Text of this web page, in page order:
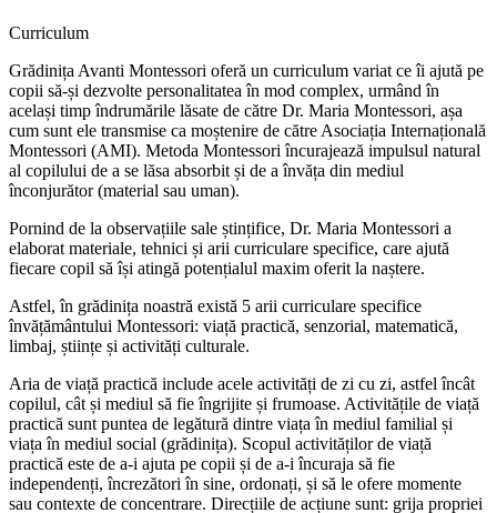
Curriculum
Grădinița Avanti Montessori oferă un curriculum variat ce îi ajută pe
copii să-și dezvolte personalitatea în mod complex, urmând în
același timp îndrumările lăsate de către Dr. Maria Montessori, așa
cum sunt ele transmise ca moștenire de către Asociația Internațională
Montessori (AMI). Metoda Montessori încurajează impulsul natural
al copilului de a se lăsa absorbit și de a învăța din mediul
înconjurător (material sau uman).
Pornind de la observațiile sale ștințifice, Dr. Maria Montessori a
elaborat materiale, tehnici și arii curriculare specifice, care ajută
fiecare copil să își atingă potențialul maxim oferit la naștere.
Astfel, în grădinița noastră există 5 arii curriculare specifice
învățământului Montessori: viață practică, senzorial, matematică,
limbaj, științe și activități culturale.
Aria de viață practică include acele activități de zi cu zi, astfel încât
copilul, cât și mediul să fie îngrijite și frumoase. Activitățile de viață
practică sunt puntea de legătură dintre viața în mediul familial și
viața în mediul social (grădinița). Scopul activităților de viață
practică este de a-i ajuta pe copii și de a-i încuraja să fie
independenți, încrezători în sine, ordonați, și să le ofere momente
sau contexte de concentrare. Direcțiile de acțiune sunt: grija propriei